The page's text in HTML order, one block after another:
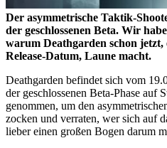
Der asymmetrische Taktik-
der geschlossenen Beta. Wir
warum Deathgarden schon
Release-Datum, Laune macht.
Deathgarden befindet sich vom
der geschlossenen Beta-Phase auf
genommen, um den
zocken und verraten, wer sich auf
lieber einen großen Bogen darum